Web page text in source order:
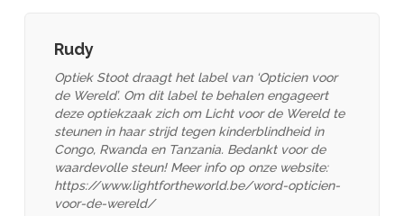
Rudy
Optiek Stoot draagt het label van ‘Opticien voor
de Wereld’. Om dit label te behalen engageert
deze optiekzaak zich om Licht voor de Wereld te
steunen in haar strijd tegen kinderblindheid in
Congo, Rwanda en Tanzania. Bedankt voor de
waardevolle steun! Meer info op onze website:
https://www.lightfortheworld.be/word-opticien-
voor-de-wereld/